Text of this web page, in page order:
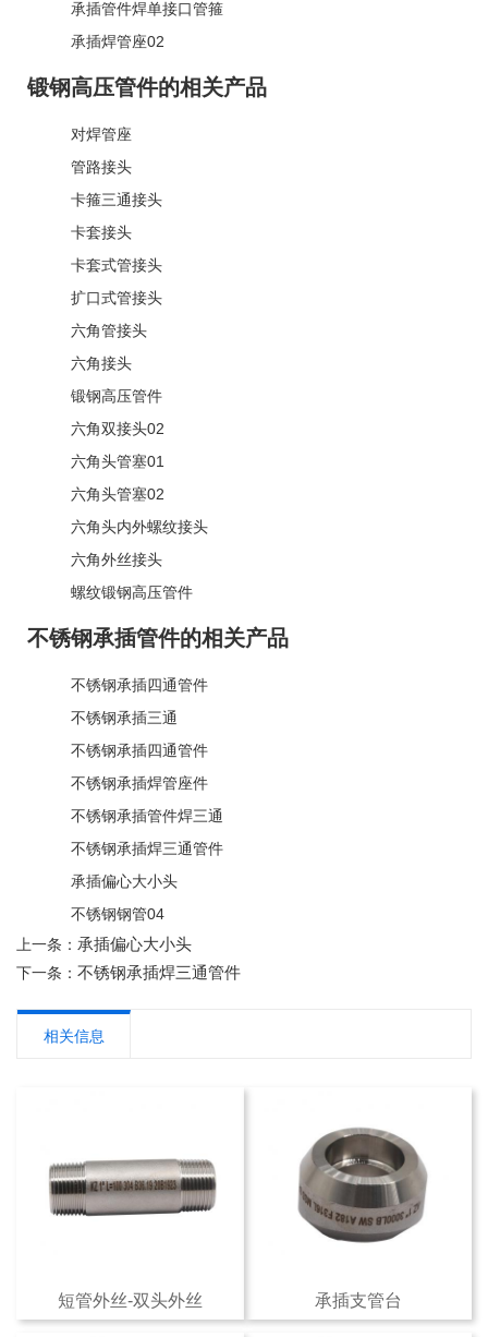
承插管件焊单接口管箍
承插焊管座02
锻钢高压管件的相关产品
对焊管座
管路接头
卡箍三通接头
卡套接头
卡套式管接头
扩口式管接头
六角管接头
六角接头
锻钢高压管件
六角双接头02
六角头管塞01
六角头管塞02
六角头内外螺纹接头
六角外丝接头
螺纹锻钢高压管件
不锈钢承插管件的相关产品
不锈钢承插四通管件
不锈钢承插三通
不锈钢承插四通管件
不锈钢承插焊管座件
不锈钢承插管件焊三通
不锈钢承插焊三通管件
承插偏心大小头
不锈钢钢管04
上一条： 承插偏心大小头
下一条： 不锈钢承插焊三通管件
相关信息
短管外丝-双头外丝 承插支管台